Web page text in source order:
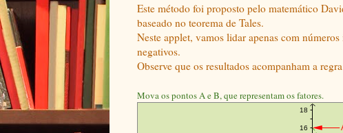
Este método foi proposto pelo matemático
baseado no teorema de Tales.
Neste applet, vamos lidar apenas com
negativos.
Observe que os resultados acompanham a
Mova os pontos A e B, que representam os fatores.